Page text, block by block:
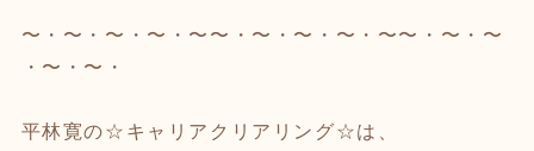
〜・〜・〜・〜・〜〜・〜・〜・〜・〜〜・〜・〜
・〜・〜・
平林寛の☆キャリアクリアリング☆は、